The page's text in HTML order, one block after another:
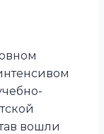
вошли